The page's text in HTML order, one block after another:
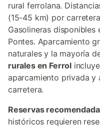
rural ferrolana.
(15-45 km) por
Gasolineras disponibles
Pontes. Aparcamiento
naturales y la mayoría
rurales en Ferrol
aparcamiento privada y
carretera.
Reservas
históricos requieren